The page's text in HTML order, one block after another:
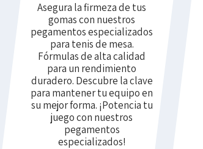
Asegura la firmeza de tus
gomas con nuestros
pegamentos especializados
para tenis de mesa.
Fórmulas de alta calidad
para un rendimiento
duradero. Descubre la clave
para mantener tu equipo en
su mejor forma. ¡Potencia tu
juego con nuestros
pegamentos
especializados!